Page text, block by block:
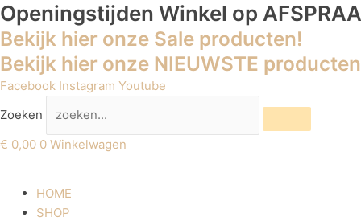
Ga
naar
de
inhoud
Openingstijden Winkel op
Bekijk hier onze Sale producten!
Bekijk hier onze NIEUWSTE producten
Facebook Instagram Youtube
Zoeken
€ 0,00 0 Winkelwagen
HOME
SHOP
Atwood
Sanding
Bands
Fine
Course